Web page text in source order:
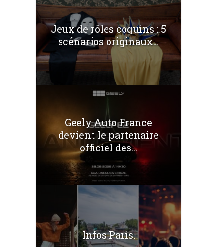
Jeux de rôles coquins : 5
scénarios originaux...
Geely Auto France
devient le partenaire
officiel des...
Infos Paris.